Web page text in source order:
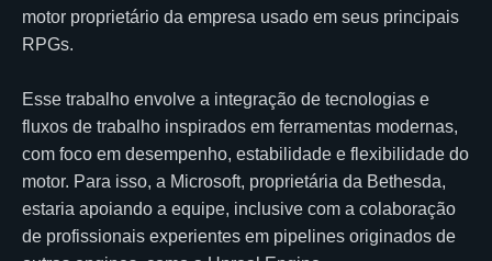
motor proprietário da empresa usado em seus principais
RPGs.
Esse trabalho envolve a integração de tecnologias e
fluxos de trabalho inspirados em ferramentas modernas,
com foco em desempenho, estabilidade e flexibilidade do
motor. Para isso, a Microsoft, proprietária da Bethesda,
estaria apoiando a equipe, inclusive com a colaboração
de profissionais experientes em pipelines originados de